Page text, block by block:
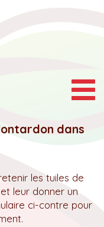
dans
les tuiles de
leur donner un
ci-contre pour